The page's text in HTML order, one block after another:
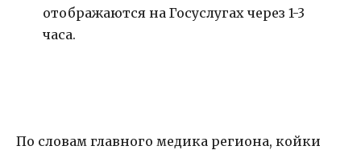
отображаются на Госуслугах через 1-3
часа.
По словам главного медика региона, койки